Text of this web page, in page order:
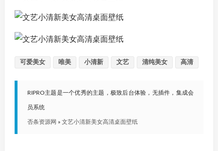
可爱美女 唯美 小清新 文艺 清纯美女 高清
RIPRO主题是一个优秀的主题，极致后台体验，无插件，集成会
员系统
否条资源网 » 文艺小清新美女高清桌面壁纸